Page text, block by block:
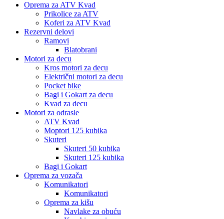
Oprema za ATV Kvad
Prikolice za ATV
Koferi za ATV Kvad
Rezervni delovi
Ramovi
Blatobrani
Motori za decu
Kros motori za decu
Električni motori za decu
Pocket bike
Bagi i Gokart za decu
Kvad za decu
Motori za odrasle
ATV Kvad
Moptori 125 kubika
Skuteri
Skuteri 50 kubika
Skuteri 125 kubika
Bagi i Gokart
Oprema za vozača
Komunikatori
Komunikatori
Oprema za kišu
Navlake za obuću